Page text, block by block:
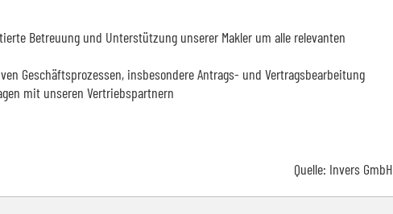
Betreuung und Unterstützung unserer Makler um alle relevanten
Geschäftsprozessen, insbesondere Antrags- und Vertragsbearbeitung
mit unseren Vertriebspartnern
Quelle: Invers GmbH